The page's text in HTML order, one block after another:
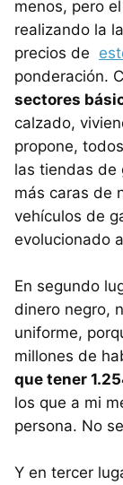
menos, pero
realizando la
precios de
ponderación.
sectores
calzado,
propone,
las tiendas de
más caras de
vehículos de
evolucionado
En segundo
dinero negro,
uniforme,
millones de
que tener
los que a mi
persona. No
Y en tercer